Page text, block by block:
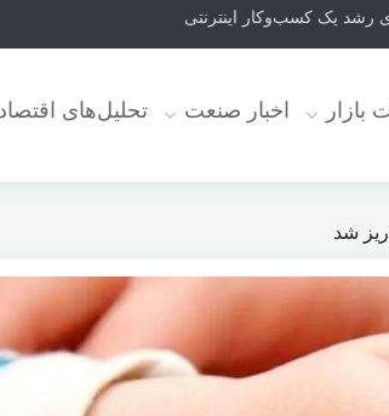
بازار اخبار صنعت تحلیل‌های
شد